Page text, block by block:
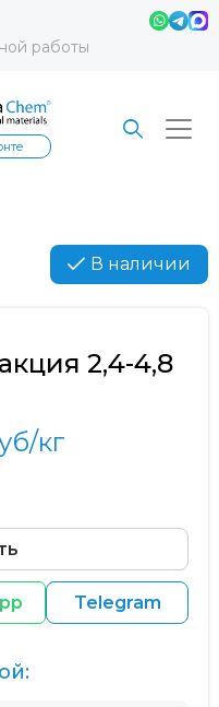
работы
В наличии
2,4-4,8
кг
Telegram